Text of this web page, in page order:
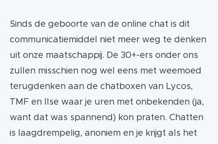
Sinds de geboorte van de online chat is dit
communicatiemiddel niet meer weg te denken
uit onze maatschappij. De 30+-ers onder ons
zullen misschien nog wel eens met weemoed
terugdenken aan de chatboxen van Lycos,
TMF en Ilse waar je uren met onbekenden (ja,
want dat was spannend) kon praten. Chatten
is laagdrempelig, anoniem en je krijgt als het